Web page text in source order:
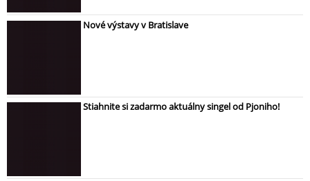
Nové výstavy v Bratislave
Stiahnite si zadarmo aktuálny singel od Pjoniho!